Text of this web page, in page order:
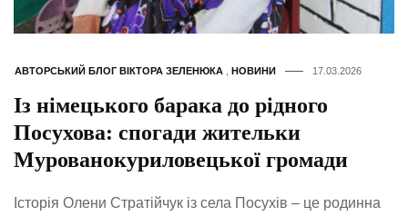
АВТОРСЬКИЙ БЛОГ ВІКТОРА ЗЕЛЕНЮКА НОВИНИ 17.03.2026
Із німецького барака до рідного
Посухова: спогади жительки
Мурованокуриловецької громади
Історія Олени Стратійчук із села Посухів – це родинна